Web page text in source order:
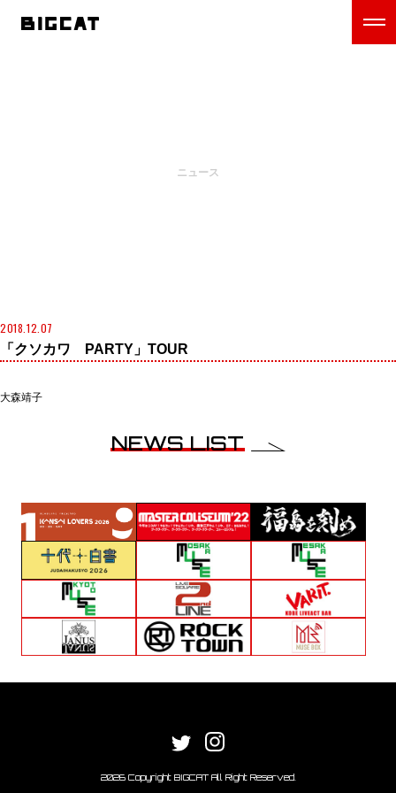
ニュース
2018.12.07
「クソカワ PARTY」TOUR
大森靖子
NEWS LIST
2026 Copyright BIGCAT All Right Reserved.